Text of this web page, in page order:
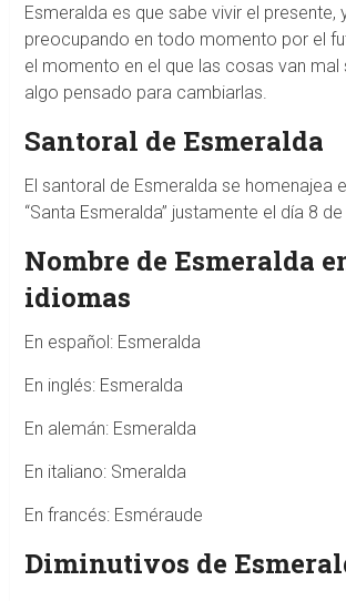
Esmeralda es que sabe vivir el presente,
preocupando en todo momento por el
el momento en el que las cosas van mal
algo pensado para cambiarlas.
Santoral de Esmeralda
El santoral de Esmeralda se homenajea
“Santa Esmeralda” justamente el día 8
Nombre de Esmeralda
idiomas
En español: Esmeralda
En inglés: Esmeralda
En alemán: Esmeralda
En italiano: Smeralda
En francés: Esméraude
Diminutivos de